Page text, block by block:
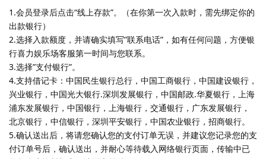
1.会员登录后点击“线上存款”。（在你第一次入款时，需先绑定你的
出款银行）
2.选择入款额度，并请确实填写”联系电话”，如有任何问题，方便银
行喜力娱乐场客服第一时间与您联系。
3.选择”支付银行”。
4.支持借记卡：中国民生银行总行，中国工商银行，中国建设银行，
兴业银行，中国光大银行.深圳发展银行，中国邮政.华夏银行，上海
浦东发展银行，中国银行，上海银行，交通银行，广东发展银行，
北京银行，中信银行，深圳平安银行，中国农业银行，招商银行。
5.确认送出后，将请您确认您的支付订单无误，并建议您记录您的支
付订单号后，确认送出，并耐心等待载入网络银行页面，传输中已